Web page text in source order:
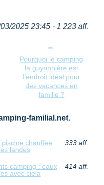
2025 23:45 - 1 223 aff.
Pourquoi le camping
la guyonnière est
l’endroit idéal pour
des vacances en
famille ?
familial.net.
chauffee
landes
333 aff.
camping : eaux
avec ciela
414 aff.